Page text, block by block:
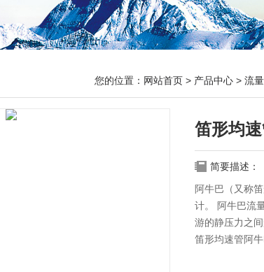
您的位置： 网站首页 > 产品中心 > 流
笛形均
简要描述：
阿牛巴（又称
计。 阿牛巴流
游的静压力之
笛形均速管阿